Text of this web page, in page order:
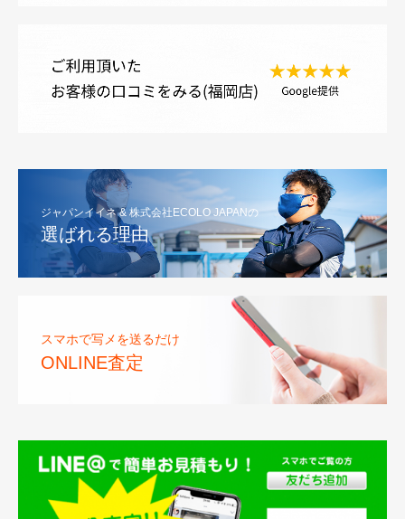
ジャパンイイネ & 株式会社ECOLO JAPANの
選ばれる理由
スマホで写メを送るだけ
ONLINE査定